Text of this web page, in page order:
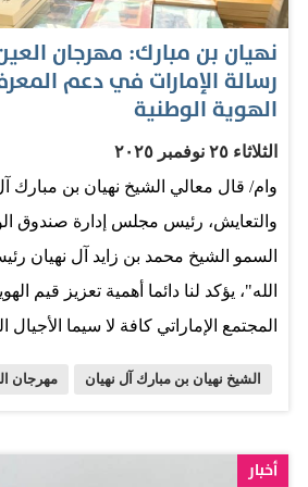
المكانة التي رسّختها دولة الإمارات،
للتعليم، والابتكار، والحوار الحضاري،
الثقافي والانفتاح الفكري. وأكد معاليه
المعرفة الأكاديمية والتطبيق العملي،
فريدة للانخراط المباشر في بيئات
والاطلاع على تجارب رائدة في مجالات
وريادة الأعمال، والقيادة، والتفكير
رؤية دولة الإمارات في بناء اقتصاد
نهيان بن مبارك: مهرجان
رسالة الإمارات في دعم
الهوية الوطنية
الثلاثاء ٢٥ نوفمبر ٢٠٢٥
وام/ قال معالي الشيخ نهيان بن مبارك
والتعايش، رئيس مجلس إدارة صندوق
السمو الشيخ محمد بن زايد آل نهيان
الله"، يؤكد لنا دائما أهمية تعزيز قيم
المجتمع الإماراتي كافة لا سيما
منها. جاء ذلك عقب زيارة معاليه لأجنحة
الشيخ نهيان بن مبارك آل نهيان مهرجان
أخبار